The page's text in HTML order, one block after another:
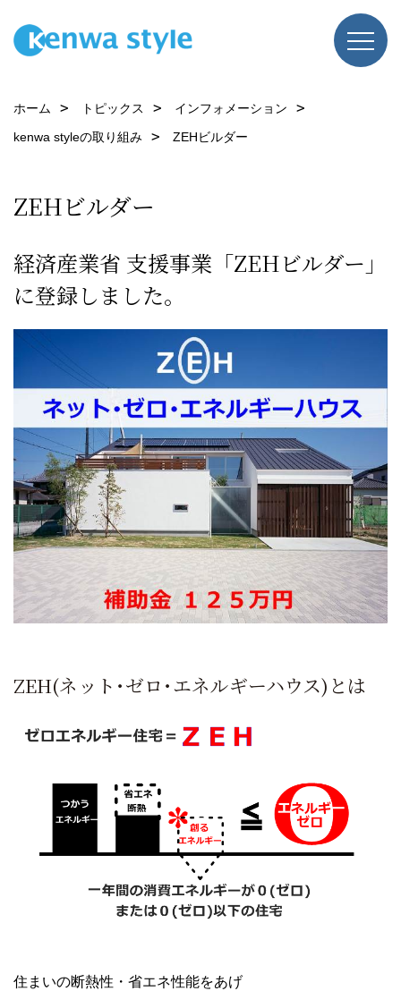
ホーム トピックス
インフォメーション
kenwa styleの取り組み
ZEHビルダー
ZEHビルダー
経済産業省 支援事業「ZEHビルダー」
に登録しました。
ZEH(ネット･ゼロ･エネルギーハウス)とは
住まいの断熱性・省エネ性能をあげ